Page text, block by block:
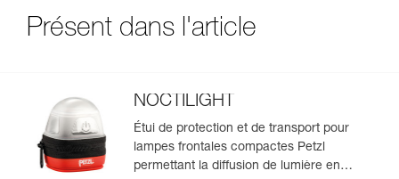
Présent dans l'article
NOCTILIGHT
Étui de protection et de transport pour
lampes frontales compactes Petzl
permettant la diffusion de lumière en